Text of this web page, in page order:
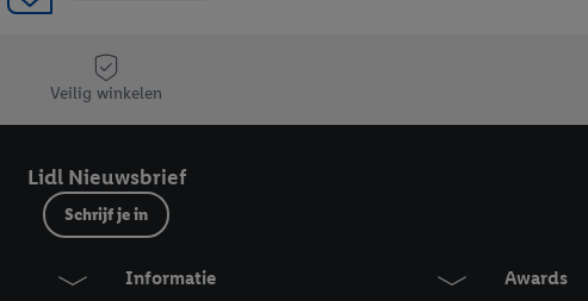
Veilig winkelen
Lidl Nieuwsbrief
Schrijf je in
Informatie Awards
kunnen op verschillende eindapparaten en binnen verschillende
met identifiers waarover Criteo S.A. beschikt, aan jou kunnen worden
dat er enkel technisch noodzakelijke cookies en vergelijkbare
verwerkingen voor alle bovengenoemde doeleinden. Meer informatie,
vindt de impressum voor de Lidl website hier.
voor meer informatie